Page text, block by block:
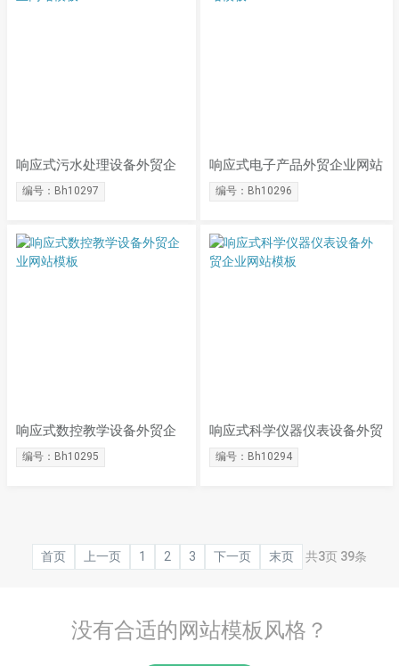
响应式污水处理设备外贸企
业网站模板
编号：Bh10297
响应式电子产品外贸企业网站
模板
编号：Bh10296
响应式数控教学设备外贸企
业网站模板
编号：Bh10295
响应式科学仪器仪表设备外贸
企业网站模板
编号：Bh10294
首页 上一页 1 2 3 下一页 末页 共3页 39条
没有合适的网站模板风格？